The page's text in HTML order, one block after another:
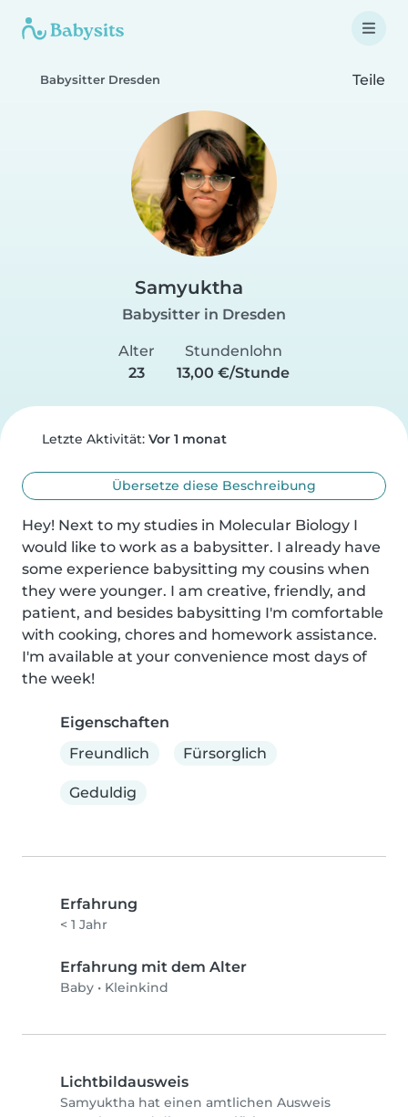
Babysitter Dresden Teile
Samyuktha
Babysitter in Dresden
Alter
23
Stundenlohn
13,00 €/Stunde
Letzte Aktivität: Vor 1 monat
Übersetze diese Beschreibung
Hey! Next to my studies in Molecular Biology I
would like to work as a babysitter. I already have
some experience babysitting my cousins when
they were younger. I am creative, friendly, and
patient, and besides babysitting I'm comfortable
with cooking, chores and homework assistance.
I'm available at your convenience most days of
the week!
Eigenschaften
Freundlich
Fürsorglich
Geduldig
Erfahrung
< 1 Jahr
Erfahrung mit dem Alter
Baby • Kleinkind
Lichtbildausweis
Samyuktha hat einen amtlichen Ausweis